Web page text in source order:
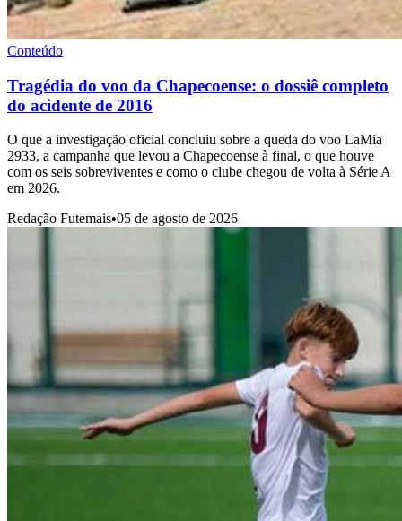
Conteúdo
Tragédia do voo da Chapecoense: o dossiê completo
do acidente de 2016
O que a investigação oficial concluiu sobre a queda do voo LaMia
2933, a campanha que levou a Chapecoense à final, o que houve
com os seis sobreviventes e como o clube chegou de volta à Série A
em 2026.
Redação Futemais•05 de agosto de 2026